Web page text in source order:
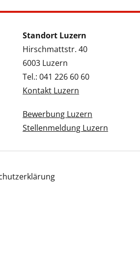
Standort Luzern
Hirschmattstr. 40
6003 Luzern
Tel.: 041 226 60 60
Kontakt Luzern
Bewerbung Luzern
Stellenmeldung Luzern